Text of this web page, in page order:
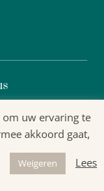
om uw ervaring te
akkoord gaat,
Weigeren Lees